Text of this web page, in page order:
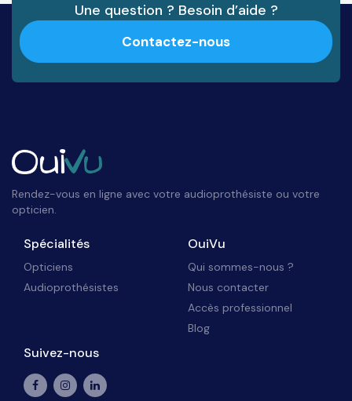
Une question ? Besoin d’aide ?
Contactez-nous
Rendez-vous en ligne avec votre audioprothésiste ou votre
opticien.
Spécialités
Opticiens
Audioprothésistes
OuiVu
Qui sommes-nous ?
Nous contacter
Accès professionnel
Blog
Suivez-nous